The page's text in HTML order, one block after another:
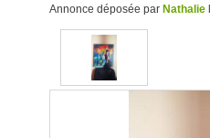
Annonce déposée par Nathalie